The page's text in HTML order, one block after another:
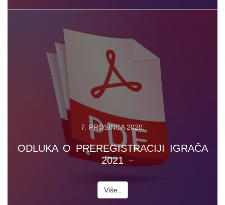
7. PROSINCA 2020.
ODLUKA O PREREGISTRACIJI IGRAČA
2021
Više..